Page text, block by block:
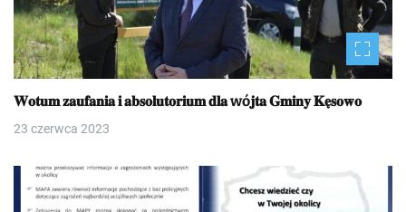
𝐖𝐨𝐭𝐮𝐦 𝐳𝐚𝐮𝐟𝐚𝐧𝐢𝐚 𝐢 𝐚𝐛𝐬𝐨𝐥𝐮𝐭𝐨𝐫𝐢𝐮𝐦 𝐝𝐥𝐚 wó𝐣𝐭𝐚 𝐆𝐦𝐢𝐧𝐲 𝐊𝐞̨𝐬𝐨𝐰𝐨
23 czerwca 2023